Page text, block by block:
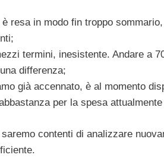
resa in modo fin troppo
termini, inesistente. Andare a
differenza;
già accennato, è al momento
per la spesa
contenti di analizzare